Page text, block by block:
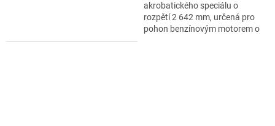
akrobatického speciálu o
rozpětí 2 642 mm, určená pro
pohon benzínovým motorem o